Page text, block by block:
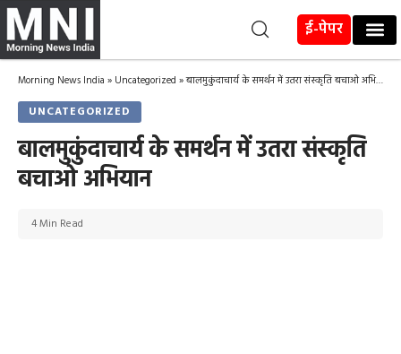
ई-पेपर
Morning News India » Uncategorized »बालमुकुंदाचार्य के समर्थन में उतरा संस्कृति बचाओ अभियान
UNCATEGORIZED
बालमुकुंदाचार्य के समर्थन में उतरा संस्कृति
बचाओ अभियान
4 Min Read